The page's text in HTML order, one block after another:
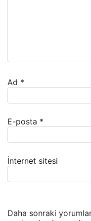
Ad *
E-posta *
İnternet sitesi
Daha sonraki